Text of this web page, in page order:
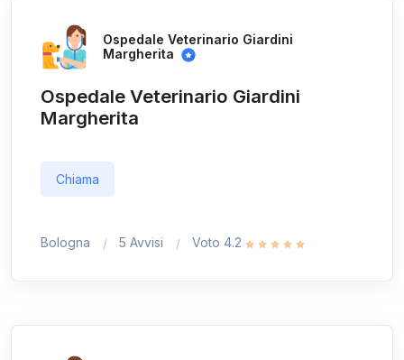
Ospedale Veterinario Giardini
Margherita
Ospedale Veterinario Giardini
Margherita
Chiama
Bologna 5 Avvisi Voto 4.2